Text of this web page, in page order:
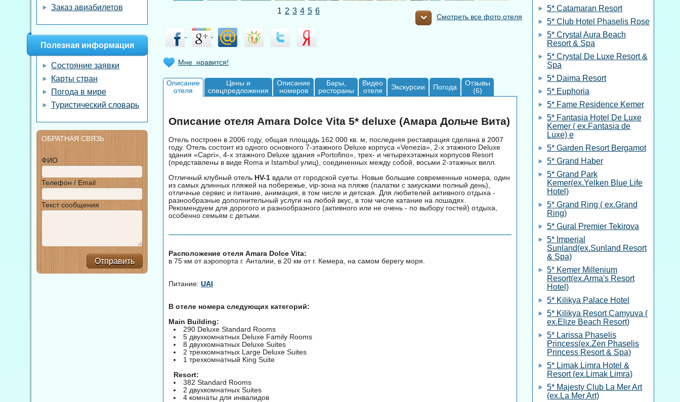
Смотреть все фото отеля
1 2 3 4 5 6
Мне нравится!
Описание
отеля
Цены и
спецпредложения
Описание
номеров
Бары,
рестораны
Видео
отеля
Экскурсии Погода
Отзывы
(6)
Описание отеля Amara Dolce Vita 5* deluxe (Амара Дольче Вита)
Отель построен в 2006 году, общая площадь 162 000 кв. м, последняя реставрация сделана в 2007
году. Отель состоит из одного основного 7-этажного Deluxe корпуса «Venezia», 2-х этажного Deluxe
здания «Capri», 4-х этажного Deluxe здания «Portofino», трех- и четырехэтажных корпусов Resort
(представлены в виде Roma и Istambul улиц), соединенных между собой, восьми 2-этажных вилл.
Отличный клубный отель HV-1 вдали от городской суеты. Новые большие современные номера, один
из самых длинных пляжей на побережье, vip-зона на пляже (палатки с закусками полный день),
отличные сервис и питание, анимация, в том числе и детская. Для любителей активного отдыха -
разнообразные дополнительный услуги на любой вкус, в том числе катание на лошадях.
Рекомендуем для дорогого и разнообразного (активного или не очень - по выбору гостей) отдыха,
особенно семьям с детьми.
Расположение отеля Amara Dolce Vita:
в 75 км от аэропорта г. Анталии, в 20 км от г. Кемера, на самом берегу моря.
Питание: UAI
В отеле номера следующих категорий:
Main Building:
290 Deluxe Standard Rooms
5 двухкомнатных Deluxe Family Rooms
8 двухкомнатных Deluxe Suites
2 трехкомнатных Large Deluxe Suites
1 трехкомнатный King Suite
Resort:
382 Standard Rooms
2 двухкомнатных Suites
4 комнаты для инвалидов
Заказ авиабилетов
Полезная информация
Состояние заявки
Карты стран
Погода в мире
Туристический словарь
ОБРАТНАЯ СВЯЗЬ
ФИО
Телефон / Email
Текст сообщения
Отправить
5* Catamaran Resort
5* Club Hotel Phaselis Rose
5* Crystal Aura Beach
Resort & Spa
5* Crystal De Luxe Resort &
Spa
5* Daima Resort
5* Euphoria
5* Fame Residence Kemer
5* Fantasia Hotel De Luxe
Kemer ( ex.Fantasia de
Luxe) e
5* Garden Resort Bergamot
5* Grand Haber
5* Grand Park
Kemer(ex.Yelken Blue Life
Hotel)
5* Grand Ring ( ex.Grand
Ring)
5* Gural Premier Tekirova
5* Imperial
Sunland(ex.Sunland Resort
& Spa)
5* Kemer Millenium
Resort(ex.Arma's Resort
Hotel)
5* Kilikya Palace Hotel
5* Kilikya Resort Camyuva (
ex.Elize Beach Resort)
5* Larissa Phaselis
Princess(ex.Zen Phaselis
Princess Resort & Spa)
5* Limak Limra Hotel &
Resort (ex.Limak Limra)
5* Majesty Club La Mer Art
(ex.La Mer Art)